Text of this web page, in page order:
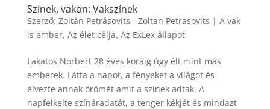
Színek, vakon: Vakszínek
Szerző: Zoltán Petrásovits - Zoltan Petrasovits | A vak
is ember, Az élet célja, Az ExLex állapot
Lakatos Norbert 28 éves koráig úgy élt mint más
emberek. Látta a napot, a fényeket a világot és
élvezte annak örömét amit a színek adtak. A
napfelkelte színáradatát, a tenger kékjét és mindazt